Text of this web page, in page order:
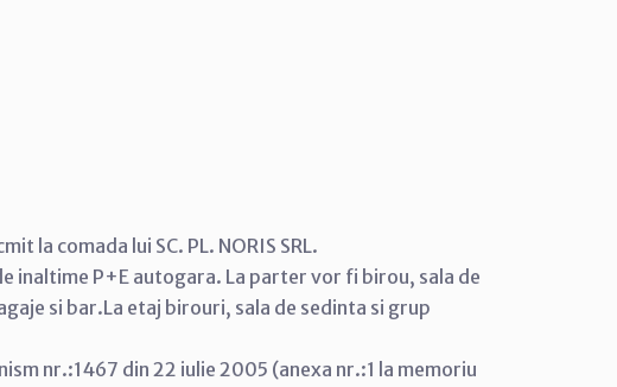
la comada lui SC. PL. NORIS SRL.
inaltime P+E autogara. La parter vor fi birou, sala de
si bar.La etaj birouri, sala de sedinta si grup
nr.:1467 din 22 iulie 2005 (anexa nr.:1 la memoriu